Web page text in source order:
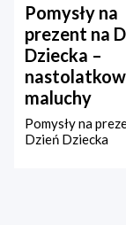
Pomysły na
prezent na
Dziecka –
maluchy
Pomysły na
Dzień Dziecka